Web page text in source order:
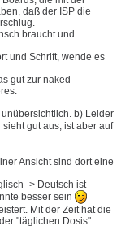
daß der ISP die
braucht und
und Schrift, wende es
gut zur naked-
b) Leider
sieht gut aus, ist aber auf
Ansicht sind dort eine
-> Deutsch ist
besser sein
Mit der Zeit hat die
"täglichen Dosis"